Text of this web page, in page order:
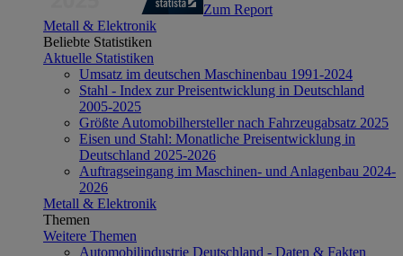
Zum Report
Metall & Elektronik
Beliebte Statistiken
Aktuelle Statistiken
Umsatz im deutschen Maschinenbau 1991-2024
Stahl - Index zur Preisentwicklung in Deutschland
2005-2025
Größte Automobilhersteller nach Fahrzeugabsatz 2025
Eisen und Stahl: Monatliche Preisentwicklung in
Deutschland 2025-2026
Auftragseingang im Maschinen- und Anlagenbau 2024-
2026
Metall & Elektronik
Themen
Weitere Themen
Automobilindustrie Deutschland - Daten & Fakten